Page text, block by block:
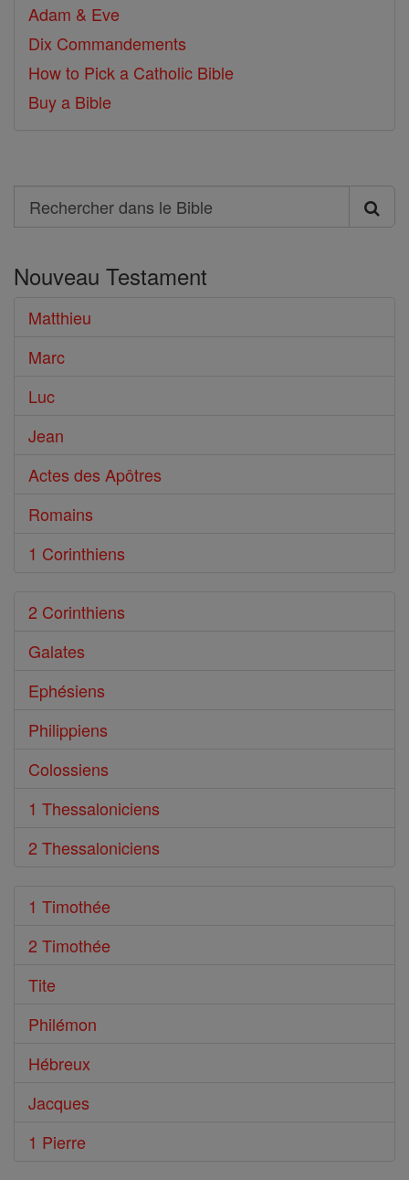
Adam & Eve
Dix Commandements
How to Pick a Catholic Bible
Buy a Bible
Search
Rechercher
le
Bible
Nouveau Testament
Matthieu
Marc
Luc
Jean
Actes des Apôtres
Romains
1 Corinthiens
2 Corinthiens
Galates
Ephésiens
Philippiens
Colossiens
1 Thessaloniciens
2 Thessaloniciens
1 Timothée
2 Timothée
Tite
Philémon
Hébreux
Jacques
1 Pierre